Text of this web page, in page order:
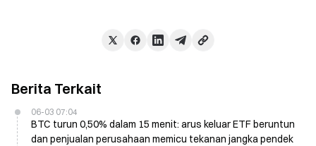
Berita Terkait
06-03 07:04
BTC turun 0,50% dalam 15 menit: arus keluar ETF beruntun
dan penjualan perusahaan memicu tekanan jangka pendek